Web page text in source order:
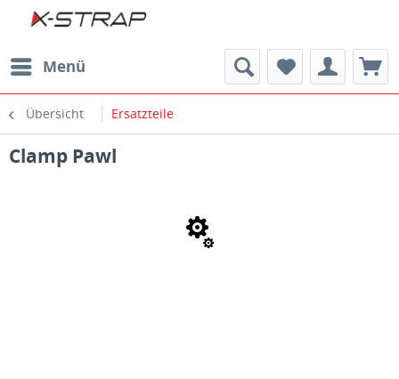
Menü
Übersicht Ersatzteile
Clamp Pawl